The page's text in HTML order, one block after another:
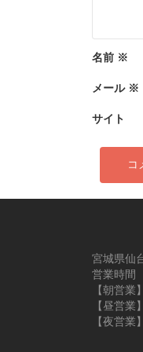
名前 ※
メール ※
サイト
宮城県仙
営業時間
【朝営業
【昼営業
【夜営業